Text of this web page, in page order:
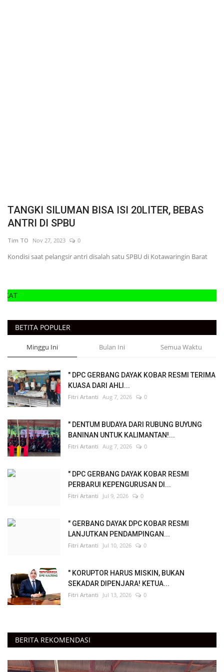
TANGKI SILUMAN BISA ISI 20LITER, BEBAS
ANTRI DI SPBU
Tim TO Nov 27, 2023 0
Kondisi saat pelangsir antri disalah satu SPBU di Kotawaringin Barat
BETITA POPULER
Minggu Ini Bulan Ini Semua Waktu
" DPC GERBANG DAYAK KOBAR RESMI TERIMA
KUASA DARI AHLI...
Fitri Artanti Aug 7, 2026 0
" DENTUM BUDAYA DARI RUBUNG BUYUNG
BANINAN UNTUK KALIMANTAN!...
Fitri Artanti Aug 7, 2026 0
" DPC GERBANG DAYAK KOBAR RESMI
PERBARUI KEPENGURUSAN DI...
Fitri Artanti Jul 9, 2026 0
" GERBANG DAYAK DPC KOBAR RESMI
LANJUTKAN PENDAMPINGAN...
Fitri Artanti Jul 10, 2026 0
" KORUPTOR HARUS MISKIN, BUKAN
SEKADAR DIPENJARA! KETUA...
Fitri Artanti Jul 13, 2026 0
BERITA REKOMENDASI